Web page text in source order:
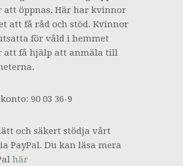
att öppnas. Här har kvinnor
att få råd och stöd. Kvinnor
för våld i hemmet
att få hjälp att anmäla till
90 03 36-9
och säkert stödja vårt
PayPal. Du kan läsa mera
här